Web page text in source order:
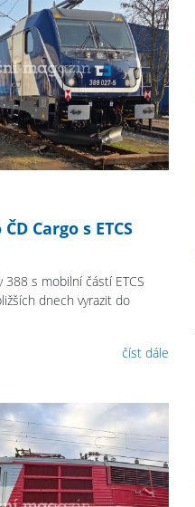
Cargo s ETCS
388 s mobilní částí ETCS
dnech vyrazit do
číst dále